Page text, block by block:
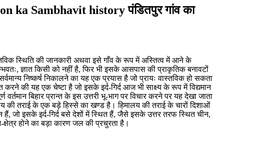
ka Sambhavit history पंडितपुर गांव का
स्थिति की जानकारी अथवा इसे गाँव के रूप में अस्तित्व में आने के
ज्ञात किसी को नहीं है, फिर भी इसके आसपास की प्राकृतिक बनावटों
निष्कर्ष निकालने का यह एक प्रयास है जो प्रायः वास्तविक हो सकता
करने की यह एक चेष्टा है जो इसके इर्द-गिर्द आज भी साक्ष्य के रूप में विद्यमान
वर्तमान बिहार प्रान्त के इस उत्तरी भू-भाग पर विचार करने पर यह देखा जाता
की तराई के एक बड़े हिस्से का खण्ड है। हिमालय की तराई के चारों दिशाओं
हैं, जो इसके इर्द-गिर्द बसे देशों में स्थित हैं, जैसे इसके उत्तर तरफ स्थित चीन,
होने का बड़ा कारण जल की प्रचुरता है।